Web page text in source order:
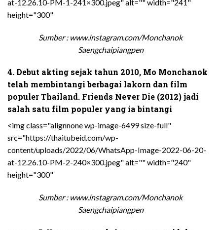
at-12.26.10-PM-1-241×300.jpeg" alt="" width="241"
height="300"
Sumber : www.instagram.com/Monchanok
Saengchaipiangpen
4. Debut akting sejak tahun 2010, Mo Monchanok
telah membintangi berbagai lakorn dan film
populer Thailand. Friends Never Die (2012) jadi
salah satu film populer yang ia bintangi
<img class="alignnone wp-image-6499 size-full"
src="https://thaitubeid.com/wp-
content/uploads/2022/06/WhatsApp-Image-2022-06-20-
at-12.26.10-PM-2-240×300.jpeg" alt="" width="240"
height="300"
Sumber : www.instagram.com/Monchanok
Saengchaipiangpen